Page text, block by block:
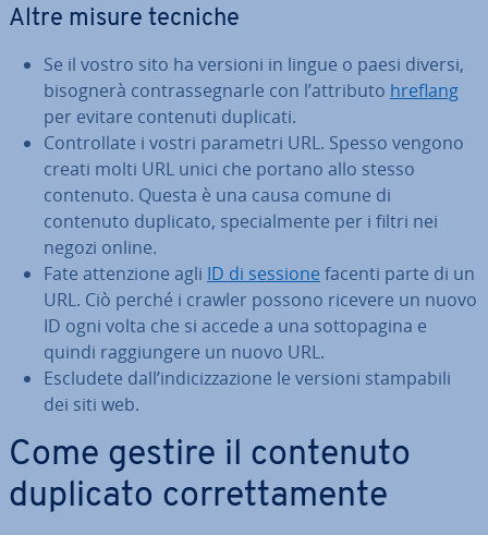
Altre misure tecniche
Se il vostro sito ha versioni in lingue o paesi diversi,
bisognerà con­tras­se­gnar­le con l’attributo hreflang
per evitare contenuti duplicati.
Con­trol­la­te i vostri parametri URL. Spesso vengono
creati molti URL unici che portano allo stesso
contenuto. Questa è una causa comune di
contenuto duplicato, spe­cial­men­te per i filtri nei
negozi online.
Fate at­ten­zio­ne agli ID di sessione facenti parte di un
URL. Ciò perché i crawler possono ricevere un nuovo
ID ogni volta che si accede a una sot­to­pa­gi­na e
quindi rag­giun­ge­re un nuovo URL.
Escludete dall’in­di­ciz­za­zio­ne le versioni stam­pa­bi­li
dei siti web.
Come gestire il contenuto
duplicato cor­ret­ta­men­te